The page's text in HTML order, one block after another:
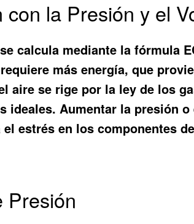
la Presión y el
mediante la fórmula
más energía, que
se rige por la ley de los
ideales. Aumentar la presión
estrés en los componentes
Presión